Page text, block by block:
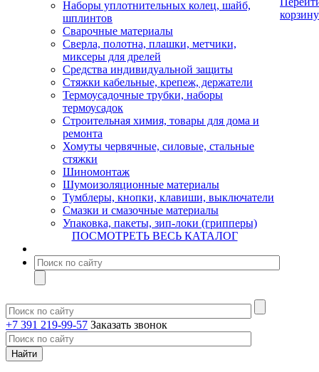
Наборы уплотнительных колец, шайб,
шплинтов
Сварочные материалы
Сверла, полотна, плашки, метчики,
миксеры для дрелей
Средства индивидуальной защиты
Стяжки кабельные, крепеж, держатели
Термоусадочные трубки, наборы
термоусадок
Строительная химия, товары для дома и
ремонта
Хомуты червячные, силовые, стальные
стяжки
Шиномонтаж
Шумоизоляционные материалы
Тумблеры, кнопки, клавиши, выключатели
Смазки и смазочные материалы
Упаковка, пакеты, зип-локи (грипперы)
ПОСМОТРЕТЬ ВЕСЬ КАТАЛОГ
+7 391 219-99-57 Заказать звонок
корзину